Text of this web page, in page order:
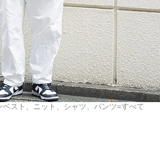
スト、ニット、シャツ、パンツ=すべて